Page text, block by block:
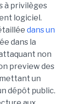
à privilèges
logiciel.
dans un
dans la
non
preview des
un
dépôt public.